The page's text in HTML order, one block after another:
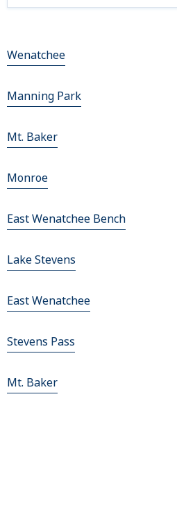
Wenatchee
Manning Park
Mt. Baker
Monroe
East Wenatchee Bench
Lake Stevens
East Wenatchee
Stevens Pass
Mt. Baker